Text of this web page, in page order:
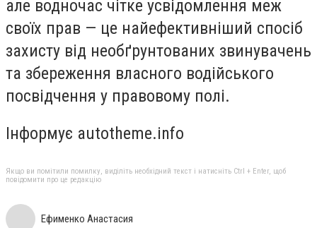
але водночас чітке усвідомлення меж
своїх прав — це найефективніший спосіб
захисту від необґрунтованих звинувачень
та збереження власного водійського
посвідчення у правовому полі.
Інформує autotheme.info
Якщо ви помітили помилку, виділіть необхідний текст і натисніть Ctrl + Enter, щоб
повідомити про це редакцію
Ефименко Анастасия